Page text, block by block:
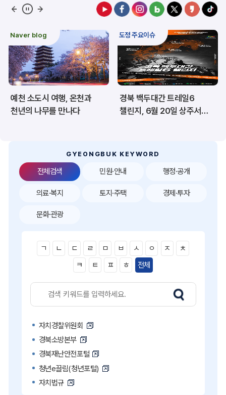
산림 해양/수산
보건·복지/여성/장애인 문화/관광/음식
재난/안전/재해 산업/토지/주택
환경 시험정보
공공데이터&통계
Naver blog
예천 소도시 여행, 온천과
천년의 나무를 만나다
도정 주요이슈
경북 백두대간 트레일6
챌린지, 6월 20일 상주서
GYEONGBUK KEYWORD
전체검색
ㄱ ㄴ ㄷ ㄹ ㅁ ㅂ ㅅ ㅇ ㅈ
ㅊ
ㅋ
ㅌ ㅍ ㅎ 전체
자치경찰위원회
경북소방본부
경북재난안전포털
청년e끌림(청년포털)
자치법규
민원·안내 행정·공개
의료·복지 토지·주택 경제·투자
문화·관광